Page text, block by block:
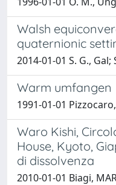
Walsh
quaternionic
2014-01-01 S. G.,
Warm umfangen
1991-01-01
Waro Kishi,
House, Kyoto,
di dissolvenza
2010-01-01 Biagi,